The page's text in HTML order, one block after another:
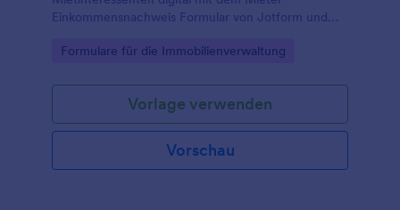
Einkommensnachweis Formular von Jotform und
Vermietung, Hausverwaltung und Maklerbüros.
Go to Category:
Formulare für die Immobilienverwaltung
Vorlage verwenden
Vorschau